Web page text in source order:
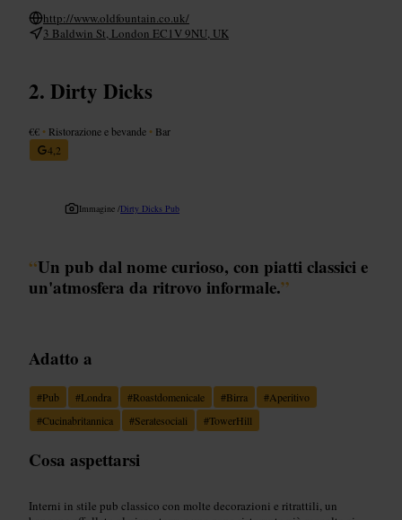
http://www.oldfountain.co.uk/
3 Baldwin St, London EC1V 9NU, UK
Dirty Dicks
€€ • Ristorazione e bevande • Bar
4,2
Immagine /Dirty Dicks Pub
“Un pub dal nome curioso, con piatti classici e
un'atmosfera da ritrovo informale.”
Adatto a
#Pub #Londra #Roastdomenicale #Birra #Aperitivo
#Cucinabritannica #Seratesociali #TowerHill
Cosa aspettarsi
Interni in stile pub classico con molte decorazioni e ritrattili, un